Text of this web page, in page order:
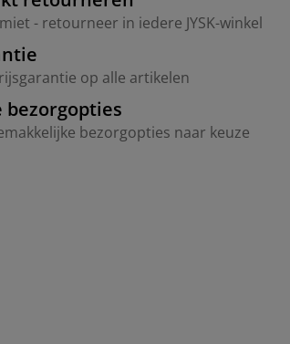
- retourneer in iedere JYSK-winkel
op alle artikelen
bezorgopties
bezorgopties naar keuze